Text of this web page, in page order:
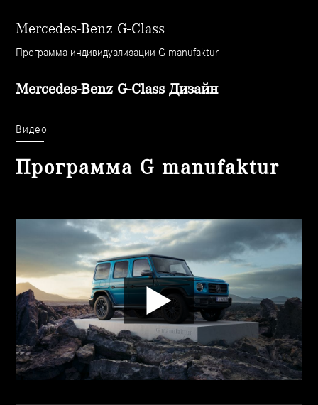
Mercedes-Benz G-Class
Программа индивидуализации G manufaktur
Mercedes-Benz G-Class Дизайн
Видео
Программа G manufaktur